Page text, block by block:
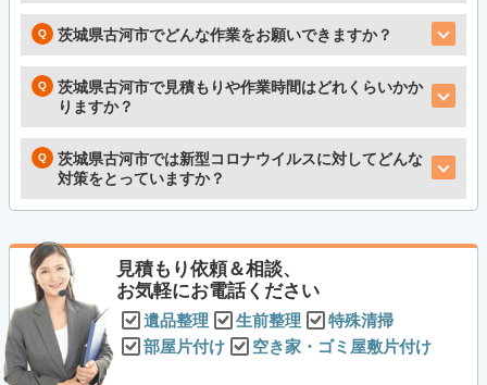
茨城県古河市でどんな作業をお願いできますか？
茨城県古河市で見積もりや作業時間はどれくらいかか
りますか？
茨城県古河市では新型コロナウイルスに対してどんな
対策をとっていますか？
見積もり依頼＆相談、
お気軽にお電話ください
遺品整理 生前整理
特殊清掃
部屋片付け
空き家・ゴミ屋敷片付け